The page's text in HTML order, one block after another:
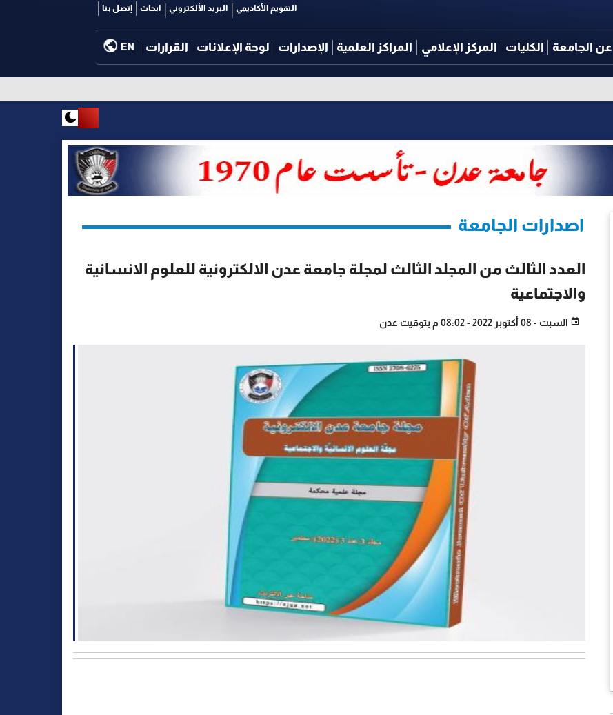
التقويم الأكاديمي البريد الألكتروني ابحاث إتصل بنا
عن الجامعة الكليات المركز الإعلامي المراكز العلمية الإصدارات لوحة الإعلانات القرارات EN
اصدارات الجامعة
العدد الثالث من المجلد الثالث لمجلة جامعة عدن الالكترونية للعلوم الانسانية
والاجتماعية
السبت - 08 أكتوبر 2022 - 08:02 م بتوقيت عدن